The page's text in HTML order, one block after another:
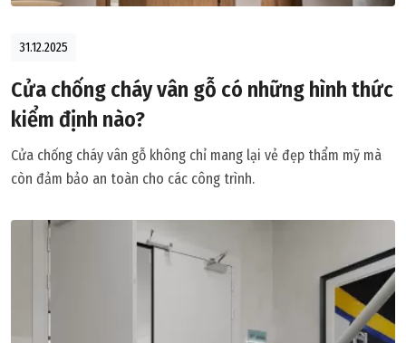
31.12.2025
Cửa chống cháy vân gỗ có những hình thức
kiểm định nào?
Cửa chống cháy vân gỗ không chỉ mang lại vẻ đẹp thẩm mỹ mà
còn đảm bảo an toàn cho các công trình.